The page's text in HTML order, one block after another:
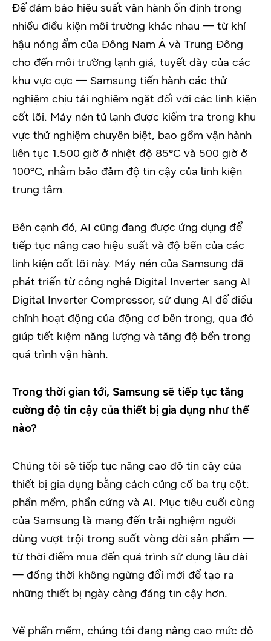
Để đảm bảo hiệu suất vận hành ổn định trong
nhiều điều kiện môi trường khác nhau — từ khí
hậu nóng ẩm của Đông Nam Á và Trung Đông
cho đến môi trường lạnh giá, tuyết dày của các
khu vực cực — Samsung tiến hành các thử
nghiệm chịu tải nghiêm ngặt đối với các linh kiện
cốt lõi. Máy nén tủ lạnh được kiểm tra trong khu
vực thử nghiệm chuyên biệt, bao gồm vận hành
liên tục 1.500 giờ ở nhiệt độ 85°C và 500 giờ ở
100°C, nhằm bảo đảm độ tin cậy của linh kiện
trung tâm.
Bên cạnh đó, AI cũng đang được ứng dụng để
tiếp tục nâng cao hiệu suất và độ bền của các
linh kiện cốt lõi này. Máy nén của Samsung đã
phát triển từ công nghệ Digital Inverter sang AI
Digital Inverter Compressor, sử dụng AI để điều
chỉnh hoạt động của động cơ bên trong, qua đó
giúp tiết kiệm năng lượng và tăng độ bền trong
quá trình vận hành.
Trong thời gian tới, Samsung sẽ tiếp tục tăng
cường độ tin cậy của thiết bị gia dụng như thế
nào?
Chúng tôi sẽ tiếp tục nâng cao độ tin cậy của
thiết bị gia dụng bằng cách củng cố ba trụ cột:
phần mềm, phần cứng và AI. Mục tiêu cuối cùng
của Samsung là mang đến trải nghiệm người
dùng vượt trội trong suốt vòng đời sản phẩm —
từ thời điểm mua đến quá trình sử dụng lâu dài
— đồng thời không ngừng đổi mới để tạo ra
những thiết bị ngày càng đáng tin cậy hơn.
Về phần mềm, chúng tôi đang nâng cao mức độ